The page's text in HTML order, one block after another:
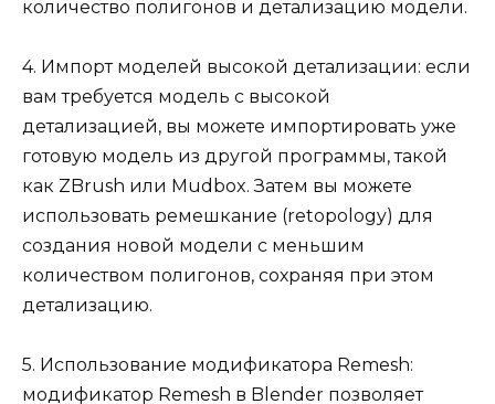
количество полигонов и детализацию модели.
4. Импорт моделей высокой детализации: если
вам требуется модель с высокой
детализацией, вы можете импортировать уже
готовую модель из другой программы, такой
как ZBrush или Mudbox. Затем вы можете
использовать ремешкание (retopology) для
создания новой модели с меньшим
количеством полигонов, сохраняя при этом
детализацию.
5. Использование модификатора Remesh:
модификатор Remesh в Blender позволяет